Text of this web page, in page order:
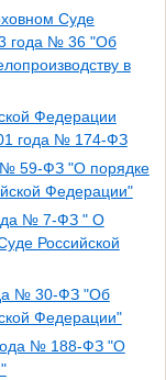
Суде
года № 36 "Об
в
Федерации
года № 174-ФЗ
№ 59-ФЗ "О порядке
Федерации"
№ 7-ФЗ " О
Российской
№ 30-ФЗ "Об
Федерации"
№ 188-ФЗ "О